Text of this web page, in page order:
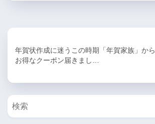
年賀状作成に迷うこの時期「年賀家族」から
お得なクーポン届きまし…